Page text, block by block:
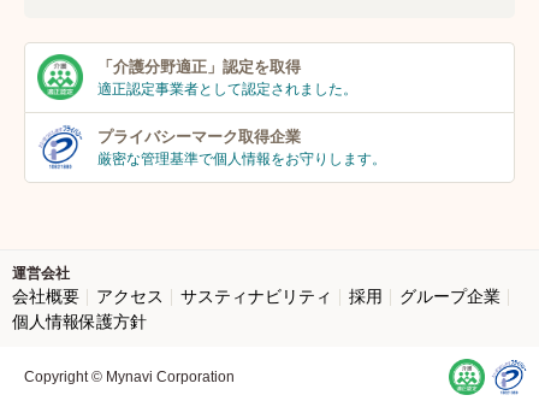
「介護分野適正」 認定を取得
適正認定事業者として認定されました。
プライバシーマーク取得企業
厳密な管理基準で個人情報をお守りします。
運営会社
会社概要 アクセス サスティナビリティ 採用
グループ企業
個人情報保護方針
Copyright © Mynavi Corporation